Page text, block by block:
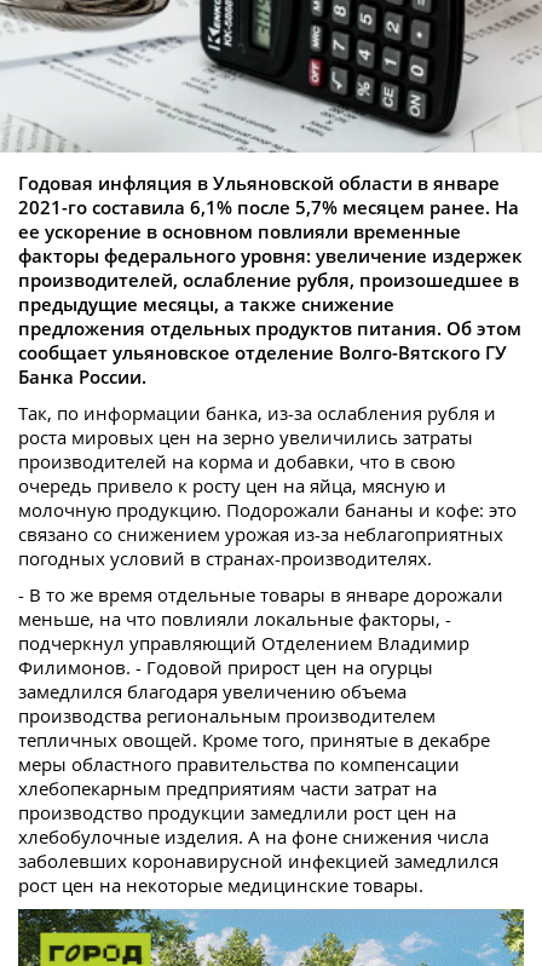
Годовая инфляция в Ульяновской области в январе
2021-го составила 6,1% после 5,7% месяцем ранее. На
ее ускорение в основном повлияли временные
факторы федерального уровня: увеличение издержек
производителей, ослабление рубля, произошедшее в
предыдущие месяцы, а также снижение
предложения отдельных продуктов питания. Об этом
сообщает ульяновское отделение Волго-Вятского ГУ
Банка России.
Так, по информации банка, из-за ослабления рубля и
роста мировых цен на зерно увеличились затраты
производителей на корма и добавки, что в свою
очередь привело к росту цен на яйца, мясную и
молочную продукцию. Подорожали бананы и кофе: это
связано со снижением урожая из-за неблагоприятных
погодных условий в странах-производителях.
- В то же время отдельные товары в январе дорожали
меньше, на что повлияли локальные факторы, -
подчеркнул управляющий Отделением Владимир
Филимонов. - Годовой прирост цен на огурцы
замедлился благодаря увеличению объема
производства региональным производителем
тепличных овощей. Кроме того, принятые в декабре
меры областного правительства по компенсации
хлебопекарным предприятиям части затрат на
производство продукции замедлили рост цен на
хлебобулочные изделия. А на фоне снижения числа
заболевших коронавирусной инфекцией замедлился
рост цен на некоторые медицинские товары.